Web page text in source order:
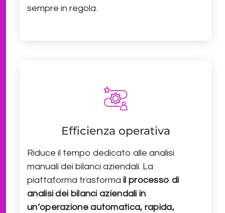
sempre in regola.
Efficienza operativa
Riduce il tempo dedicato alle analisi
manuali dei bilanci aziendali. La
piattaforma trasforma il processo di
analisi dei bilanci aziendali in
un’operazione automatica, rapida,